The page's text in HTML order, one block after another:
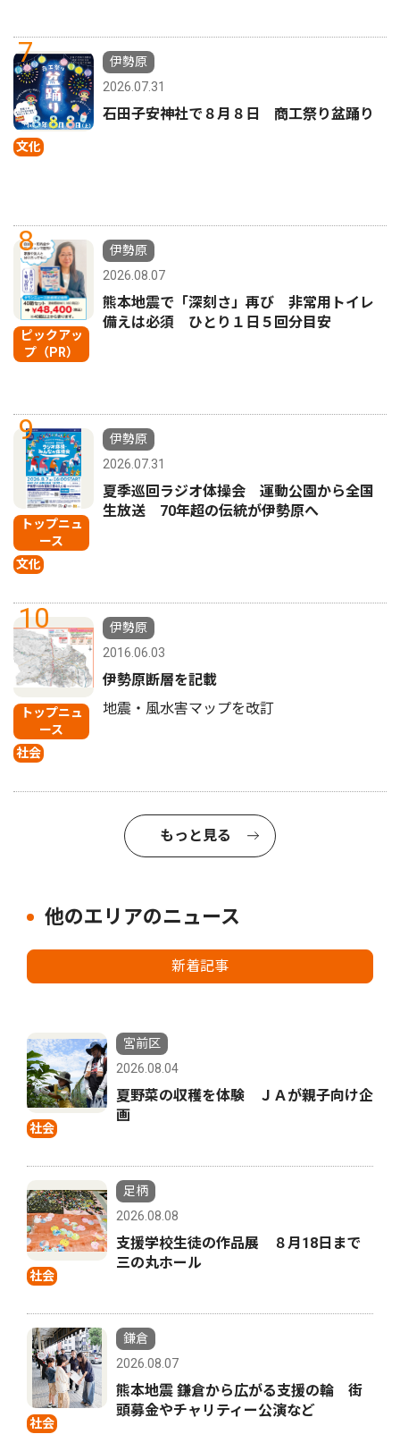
7
文化
伊勢原
2026.07.31
石田子安神社で８月８日 商工祭り盆踊り
8
ピックアッ
プ（PR）
伊勢原
2026.08.07
熊本地震で「深刻さ」再び 非常用トイレ
備えは必須 ひとり１日５回分目安
9
トップニュ
ース
文化
伊勢原
2026.07.31
夏季巡回ラジオ体操会 運動公園から全国
生放送 70年超の伝統が伊勢原へ
10
トップニュ
ース
社会
伊勢原
2016.06.03
伊勢原断層を記載
地震・風水害マップを改訂
もっと見る
他のエリアのニュース
新着記事
社会
宮前区
2026.08.04
夏野菜の収穫を体験 ＪＡが親子向け企
画
社会
足柄
2026.08.08
支援学校生徒の作品展 ８月18日まで
三の丸ホール
社会
鎌倉
2026.08.07
熊本地震 鎌倉から広がる支援の輪 街
頭募金やチャリティー公演など